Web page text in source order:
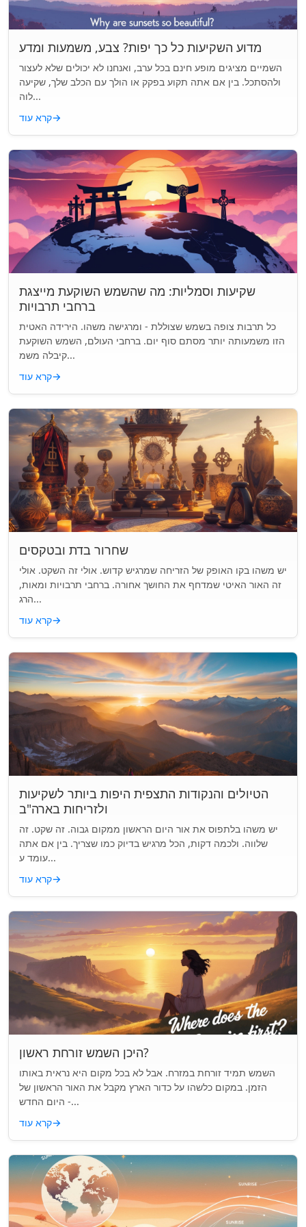
מדוע השקיעות כל כך יפות? צבע, משמעות ומדע
השמיים מציגים מופע חינם בכל ערב, ואנחנו לא יכולים שלא לעצור
ולהסתכל. בין אם אתה תקוע בפקק או הולך עם הכלב שלך, שקיעה
לוה...
קרא עוד→
שקיעות וסמליות: מה שהשמש השוקעת מייצגת
ברחבי תרבויות
כל תרבות צופה בשמש שצוללת - ומרגישה משהו. הירידה האטית
הזו משמעותה יותר מסתם סוף יום. ברחבי העולם, השמש השוקעת
קיבלה משמ...
קרא עוד→
שחרור בדת ובטקסים
יש משהו בקו האופק של הזריחה שמרגיש קדוש. אולי זה השקט. אולי
זה האור האיטי שמדחף את החושך אחורה. ברחבי תרבויות ומאות,
הרג...
קרא עוד→
הטיולים והנקודות התצפית היפות ביותר לשקיעות
ולזריחות בארה"ב
יש משהו בלתפוס את אור היום הראשון ממקום גבוה. זה שקט. זה
שלווה. ולכמה דקות, הכל מרגיש בדיוק כמו שצריך. בין אם אתה
עומד ע...
קרא עוד→
היכן השמש זורחת ראשון?
השמש תמיד זורחת במזרח. אבל לא בכל מקום היא נראית באותו
הזמן. במקום כלשהו על כדור הארץ מקבל את האור הראשון של
היום החדש -...
קרא עוד→